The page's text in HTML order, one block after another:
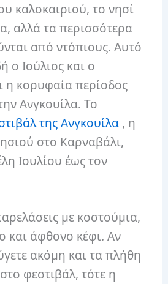
καλοκαιριού, το νησί
αλλά τα περισσότερα
από ντόπιους. Αυτό
ο Ιούλιος και ο
η κορυφαία περίοδος
Ανγκουίλα. Το
της Ανγκουίλα , η
στο Καρναβάλι,
Ιουλίου έως τον
με κοστούμια,
και άφθονο κέφι. Αν
ακόμη και τα πλήθη
φεστιβάλ, τότε η